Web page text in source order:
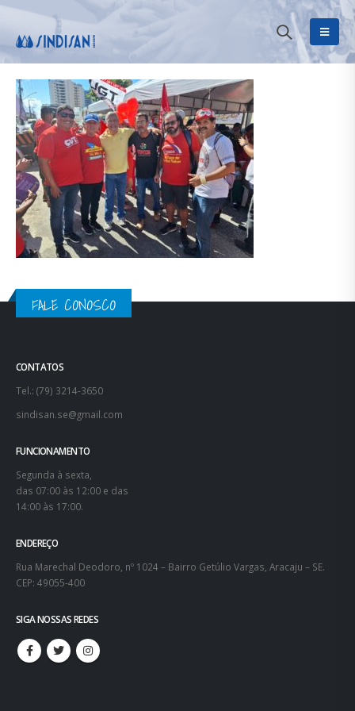
FALE CONOSCO
CONTATOS
Tel.: (79) 3214-3650
sindisan.se@gmail.com
FUNCIONAMENTO
Segunda à sexta,
das 07:00 às 12:00 e das
14:00 às 17:00.
ENDEREÇO
Rua Marechal Deodoro, nº 1024 – Bairro Getúlio Vargas, Aracaju – SE.
CEP: 49055-400
SIGA NOSSAS REDES